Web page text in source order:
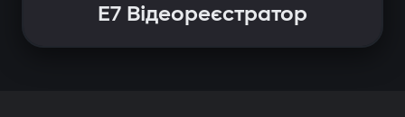
E7 Відеореєстратор